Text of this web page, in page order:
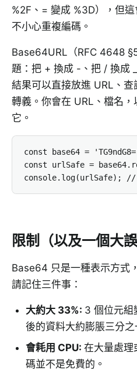
%2F、= 變成 %3D），但
不小心重複編碼。
Base64URL（RFC 4648
題：把 + 換成 -、把 / 換成
結果可以直接放進 URL、查
轉義。你會在 URL、檔名，
它。
const base64 =
const urlSafe =
console.log(urlSafe); //
限制（以及一個大誤
Base64 只是一種表示方式
請記住三件事：
大約大 33%: 3 個位元組
後的資料大約膨脹三分之
會耗用 CPU: 在大量處理
碼並不是免費的。